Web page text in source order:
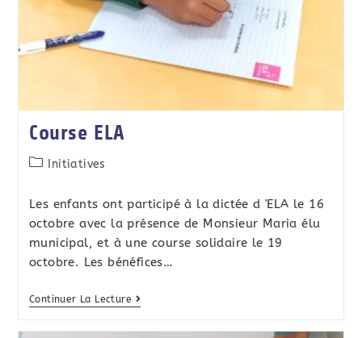
Course ELA
Initiatives
Les enfants ont participé à la dictée d 'ELA le 16
octobre avec la présence de Monsieur Maria élu
municipal, et à une course solidaire le 19
octobre. Les bénéfices…
Continuer La Lecture